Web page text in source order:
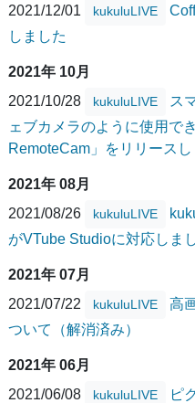
2021/12/01
kukuluLIVE
しました
2021年 10月
2021/10/28
kukuluLIVE
ス
ェブカメラのように使用で
RemoteCam」をリリースし
2021年 08月
2021/08/26
kukuluLIVE
がVTube Studioに対応しま
2021年 07月
2021/07/22
kukuluLIVE
高
ついて（解消済み）
2021年 06月
2021/06/08
kukuluLIVE
ピ